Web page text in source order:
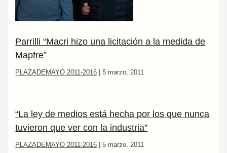
Parrilli “Macri hizo una licitación a la medida de
Mapfre”
PLAZADEMAYO 2011-2016 |5 marzo, 2011
“La ley de medios está hecha por los que nunca
tuvieron que ver con la industria”
PLAZADEMAYO 2011-2016 |5 marzo, 2011